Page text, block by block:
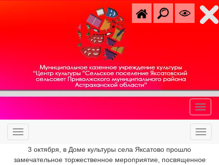
3 октября, в Доме культуры села Яксатово прошло
замечательное торжественное мероприятие, посвященное